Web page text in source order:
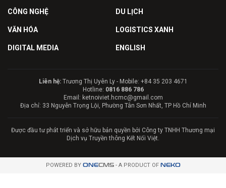
CÔNG NGHỆ DU LỊCH
VĂN HÓA LOGISTICS XANH
DIGITAL MEDIA ENGLISH
Liên hệ:Trương Thị Uyên Ly - Mobile: +84 35 203 4671
Hotline: 0816 886 786
Email: ketnoiviet.hcmc@gmail.com
Địa chỉ: 33 Nguyễn Trọng Lội, Phường Tân Sơn Nhất, TP Hồ Chí Minh
Được đầu tư phát triển và sở hữu bản quyền bởi Công ty TNHH Thương mại
Dịch vụ Truyền thông Kết Nối Việt.
POWERED BY ONECMS- A PRODUCT OF NEKO